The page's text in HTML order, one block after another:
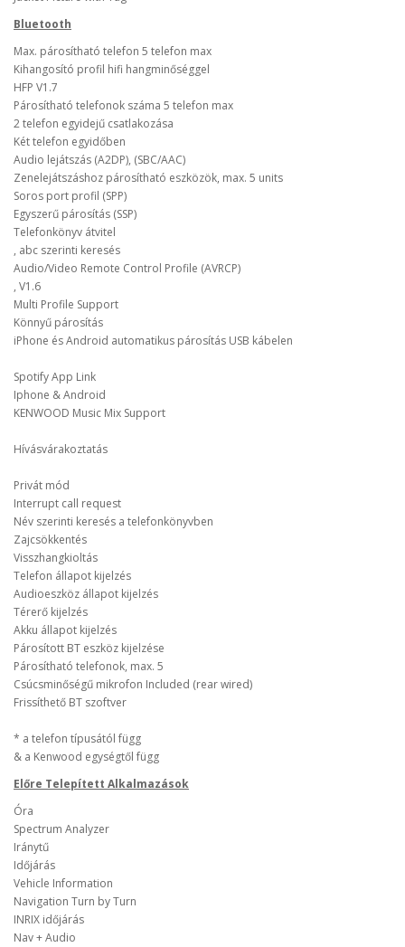
Bluetooth
Max. párosítható telefon 5 telefon max
Kihangosító profil hifi hangminőséggel
HFP V1.7
Párosítható telefonok száma 5 telefon max
2 telefon egyidejű csatlakozása
Két telefon egyidőben
Audio lejátszás (A2DP), (SBC/AAC)
Zenelejátszáshoz párosítható eszközök, max. 5 units
Soros port profil (SPP)
Egyszerű párosítás (SSP)
Telefonkönyv átvitel
, abc szerinti keresés
Audio/Video Remote Control Profile (AVRCP)
, V1.6
Multi Profile Support
Könnyű párosítás
iPhone és Android automatikus párosítás USB kábelen
Spotify App Link
Iphone & Android
KENWOOD Music Mix Support
Hívásvárakoztatás
Privát mód
Interrupt call request
Név szerinti keresés a telefonkönyvben
Zajcsökkentés
Visszhangkioltás
Telefon állapot kijelzés
Audioeszköz állapot kijelzés
Térerő kijelzés
Akku állapot kijelzés
Párosított BT eszköz kijelzése
Párosítható telefonok, max. 5
Csúcsminőségű mikrofon Included (rear wired)
Frissíthető BT szoftver
* a telefon típusától függ
& a Kenwood egységtől függ
Előre Telepített Alkalmazások
Óra
Spectrum Analyzer
Iránytű
Időjárás
Vehicle Information
Navigation Turn by Turn
INRIX időjárás
Nav + Audio